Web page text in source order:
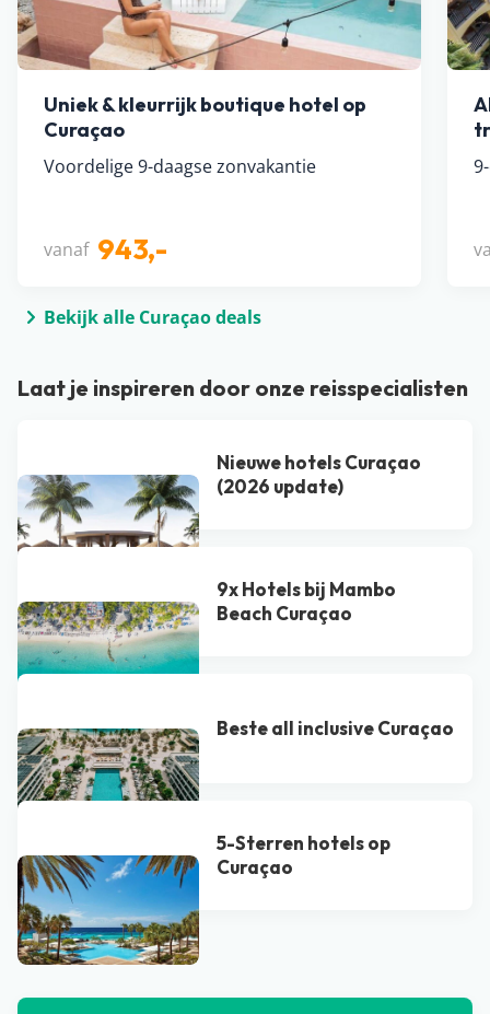
Uniek & kleurrijk boutique hotel op
Curaçao
Voordelige 9-daagse zonvakantie
vanaf 943,-
Bekijk alle Curaçao deals
Laat je inspireren door onze reisspecialisten
Nieuwe hotels Curaçao
(2026 update)
9x Hotels bij Mambo
Beach Curaçao
Beste all inclusive Curaçao
5-Sterren hotels op
Curaçao
Bekijk alle blogs